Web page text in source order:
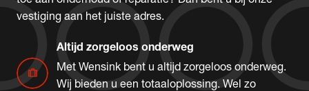
vestiging aan het juiste adres.
trip
Altijd zorgeloos onderweg
Met Wensink bent u altijd zorgeloos onderweg.
Wij bieden u een totaaloplossing. Wel zo